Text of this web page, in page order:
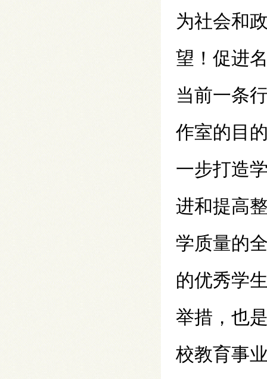
为社会和
望！促进
当前一条
作室的目
一步打造
进和提高
学质量的
的优秀学
举措，也
校教育事